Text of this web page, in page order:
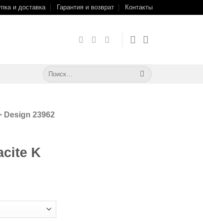
и доставка Гарантия и возврат Контакты
Искать:
Design 23962
K